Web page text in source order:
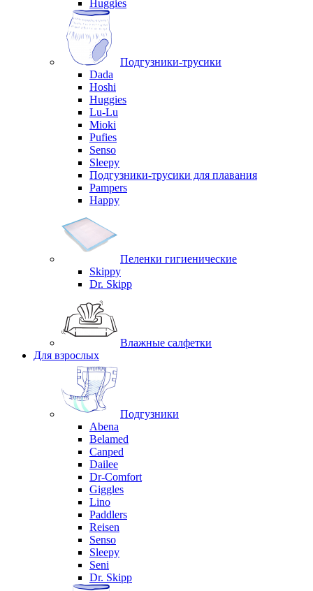
Huggies
Подгузники-трусики
Dada
Hoshi
Huggies
Lu-Lu
Mioki
Pufies
Senso
Sleepy
Подгузники-трусики для плавания
Pampers
Happy
Пеленки гигиенические
Skippy
Dr. Skipp
Влажные салфетки
Для взрослых
Подгузники
Abena
Belamed
Canped
Dailee
Dr-Comfort
Giggles
Lino
Paddlers
Reisen
Senso
Sleepy
Seni
Dr. Skipp